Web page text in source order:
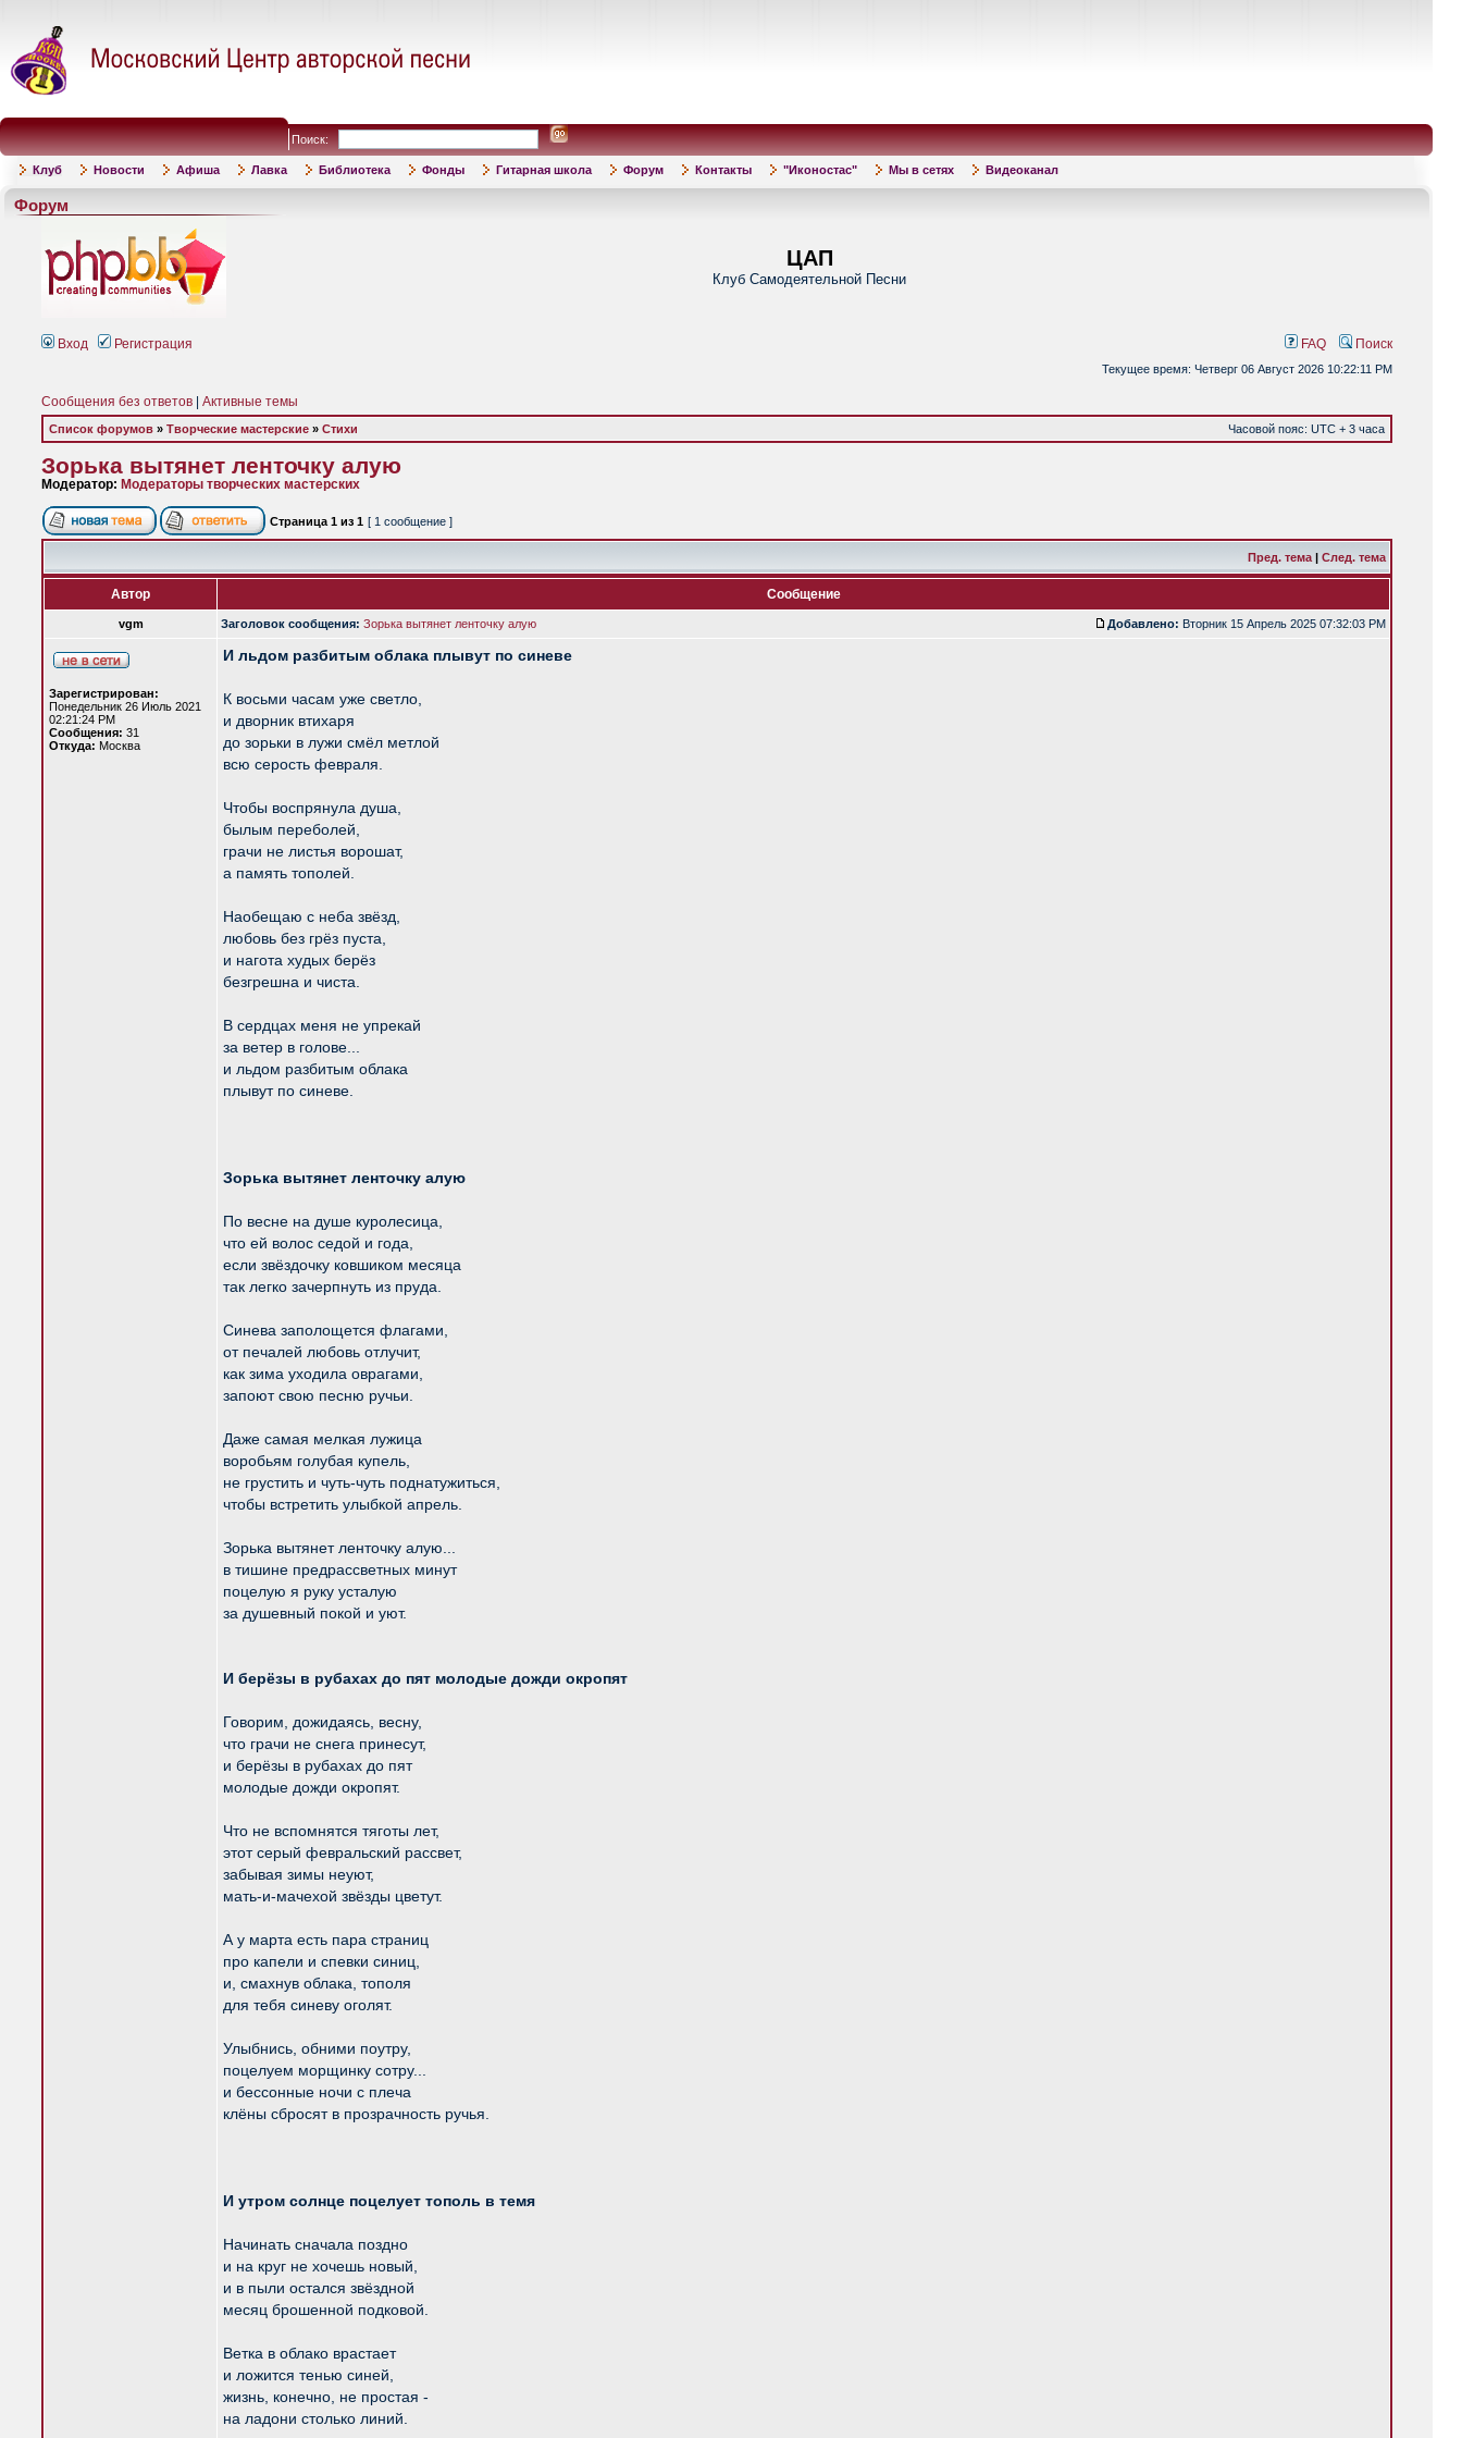
Поиск:
Клуб Новости Афиша Лавка Библиотека Фонды Гитарная школа Форум Контакты "Иконостас" Мы в сетях Видеоканал
Форум
ЦАП
Клуб Самодеятельной Песни
Вход Регистрация FAQ Поиск
Текущее время: Четверг 06 Август 2026 10:22:11 PM
Сообщения без ответов Активные темы
Список форумов » Творческие мастерские » Стихи Часовой пояс: UTC + 3 часа
Зорька вытянет ленточку алую
Модератор: Модераторы творческих мастерских
Страница 1 из 1 [ 1 сообщение ]
Пред. тема | След. тема
Автор Сообщение
vgm Заголовок сообщения: Зорька вытянет ленточку алую Добавлено: Вторник 15 Апрель 2025 07:32:03 PM
Зарегистрирован:
Понедельник 26 Июль 2021
02:21:24 PM
Сообщения: 31
Откуда: Москва
И льдом разбитым облака плывут по синеве
К восьми часам уже светло,
и дворник втихаря
до зорьки в лужи смёл метлой
всю серость февраля.
Чтобы воспрянула душа,
былым переболей,
грачи не листья ворошат,
а память тополей.
Наобещаю с неба звёзд,
любовь без грёз пуста,
и нагота худых берёз
безгрешна и чиста.
В сердцах меня не упрекай
за ветер в голове...
и льдом разбитым облака
плывут по синеве.
Зорька вытянет ленточку алую
По весне на душе куролесица,
что ей волос седой и года,
если звёздочку ковшиком месяца
так легко зачерпнуть из пруда.
Синева заполощется флагами,
от печалей любовь отлучит,
как зима уходила оврагами,
запоют свою песню ручьи.
Даже самая мелкая лужица
воробьям голубая купель,
не грустить и чуть-чуть поднатужиться,
чтобы встретить улыбкой апрель.
Зорька вытянет ленточку алую...
в тишине предрассветных минут
поцелую я руку усталую
за душевный покой и уют.
И берёзы в рубахах до пят молодые дожди окропят
Говорим, дожидаясь, весну,
что грачи не снега принесут,
и берёзы в рубахах до пят
молодые дожди окропят.
Что не вспомнятся тяготы лет,
этот серый февральский рассвет,
забывая зимы неуют,
мать-и-мачехой звёзды цветут.
А у марта есть пара страниц
про капели и спевки синиц,
и, смахнув облака, тополя
для тебя синеву оголят.
Улыбнись, обними поутру,
поцелуем морщинку сотру...
и бессонные ночи с плеча
клёны сбросят в прозрачность ручья.
И утром солнце поцелует тополь в темя
Начинать сначала поздно
и на круг не хочешь новый,
и в пыли остался звёздной
месяц брошенной подковой.
Ветка в облако врастает
и ложится тенью синей,
жизнь, конечно, не простая -
на ладони столько линий.